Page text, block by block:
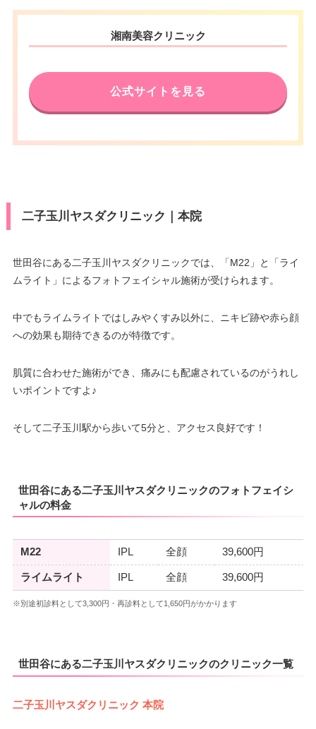
湘南美容クリニック
公式サイトを見る
二子玉川ヤスダクリニック｜本院
世田谷にある二子玉川ヤスダクリニックでは、「M22」と「ライ
ムライト」によるフォトフェイシャル施術が受けられます。
中でもライムライトではしみやくすみ以外に、ニキビ跡や赤ら顔
への効果も期待できるのが特徴です。
肌質に合わせた施術ができ、痛みにも配慮されているのがうれし
いポイントですよ♪
そして二子玉川駅から歩いて5分と、アクセス良好です！
世田谷にある二子玉川ヤスダクリニックのフォトフェイシ
ャルの料金
M22 IPL 全顔 39,600円
ライムライト IPL 全顔 39,600円
※別途初診料として3,300円・再診料として1,650円がかかります
世田谷にある二子玉川ヤスダクリニックのクリニック一覧
二子玉川ヤスダクリニック 本院